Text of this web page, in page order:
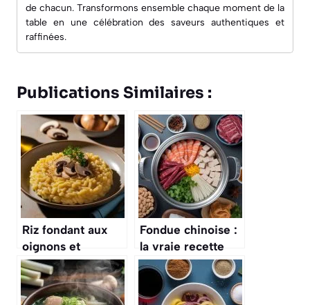
de chacun. Transformons ensemble chaque moment de la
table en une célébration des saveurs authentiques et
raffinées.
Publications Similaires :
Riz fondant aux
oignons et
champignons :
comment le
préparer à la
Fondue chinoise :
la vraie recette
maison